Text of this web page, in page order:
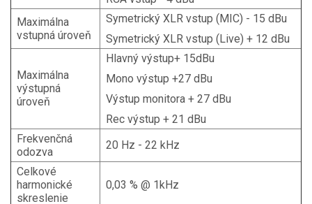
Maximálna
vstupná úroveň
Symetrický XLR vstup (MIC) - 15 dBu
Symetrický XLR vstup (Live) + 12 dBu
Maximálna
výstupná
úroveň
Hlavný výstup+ 15dBu
Mono výstup +27 dBu
Výstup monitora + 27 dBu
Rec výstup + 21 dBu
Frekvenčná
odozva
20 Hz - 22 kHz
Celkové
harmonické
skreslenie
0,03 % @ 1kHz